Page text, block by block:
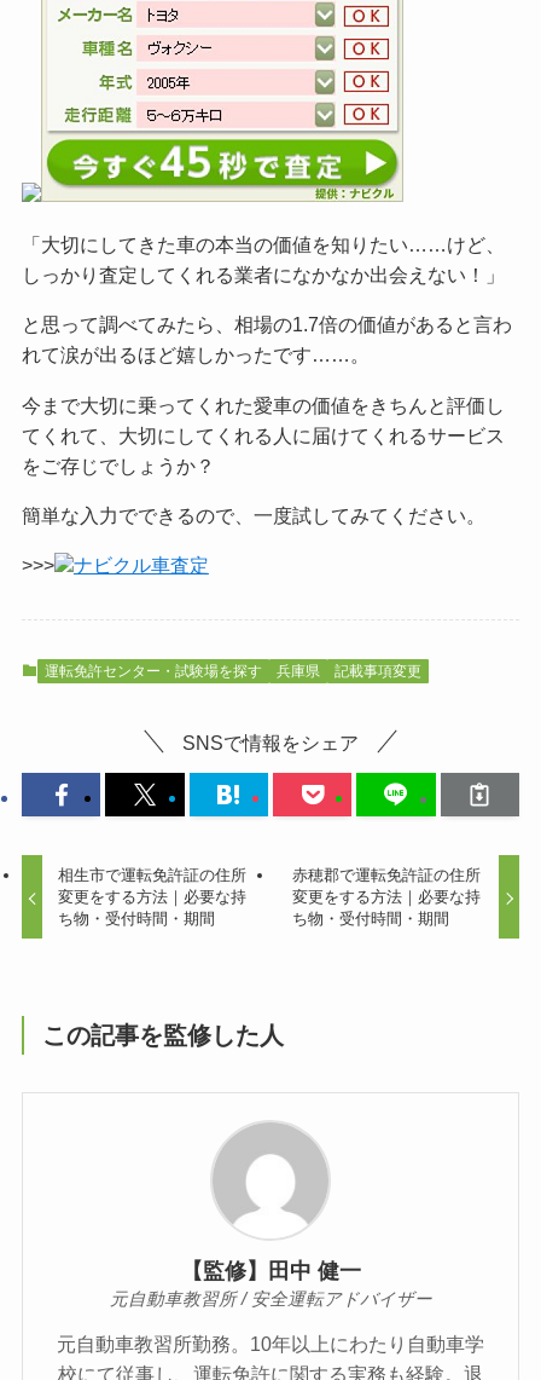
「大切にしてきた車の本当の価値を知りたい……けど、
しっかり査定してくれる業者になかなか出会えない！」
と思って調べてみたら、相場の1.7倍の価値があると言わ
れて涙が出るほど嬉しかったです……。
今まで大切に乗ってくれた愛車の価値をきちんと評価し
てくれて、大切にしてくれる人に届けてくれるサービス
をご存じでしょうか？
簡単な入力でできるので、一度試してみてください。
>>> ナビクル車査定
運転免許センター・試験場を探す 兵庫県 記載事項変更
SNSで情報をシェア
相生市で運転免許証の住所
変更をする方法｜必要な持
ち物・受付時間・期間
赤穂郡で運転免許証の住所
変更をする方法｜必要な持
ち物・受付時間・期間
この記事を監修した人
【監修】田中 健一
元自動車教習所 / 安全運転アドバイザー
元自動車教習所勤務。10年以上にわたり自動車学
校にて従事し、運転免許に関する実務も経験。退